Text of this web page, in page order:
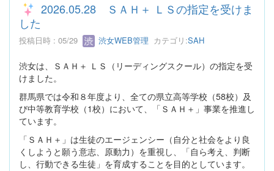
2026.05.28 ＳＡＨ＋ ＬＳの指定を受けま
した
投稿日時 : 05/29 渋女WEB管理 カテゴリ:SAH
渋女は、ＳＡＨ＋ ＬＳ（リーディングスクール）の指定を受
けました。
群馬県では令和８年度より、全ての県立高等学校（58校）及
び中等教育学校（1校）において、「ＳＡＨ＋」事業を推進し
ています。
「ＳＡＨ＋」は生徒のエージェンシー（自分と社会をより良
くしようと願う意志、原動力）を重視し、「自ら考え、判断
し、行動できる生徒」を育成することを目的としています。